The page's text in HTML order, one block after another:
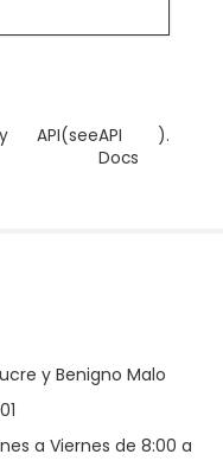
API(seeAPI
Docs
).
y Benigno Malo
a Viernes de 8:00 a